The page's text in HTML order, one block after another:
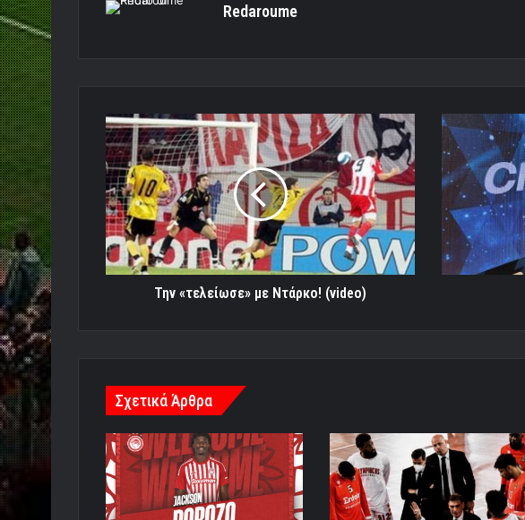
Redaroume
Την
«τελείωσε»
με
Ντάρκο!
(video)
Την «τελείωσε» με Ντάρκο! (video)
Crash
test
με
τη
Γιούγκ
Σχετικά Άρθρα